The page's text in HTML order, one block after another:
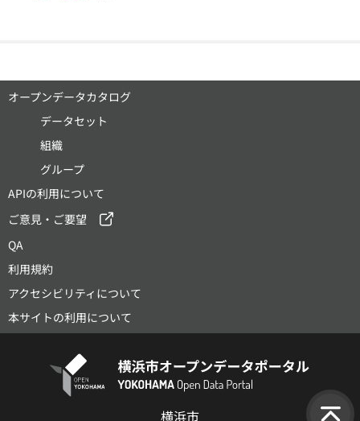
オープンデータカタログ
データセット
組織
グループ
APIの利用について
ご意見・ご要望
QA
利用規約
アクセシビリティについて
本サイトの利用について
横浜市